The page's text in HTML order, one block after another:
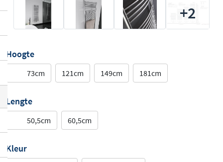
+2
Hoogte
73cm 121cm 149cm 181cm
Lengte
50,5cm 60,5cm
Kleur